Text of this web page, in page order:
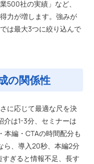
500社の実績」など、
力が増します。強みが
は最大3つに絞り込んで
の関係性
に応じて最適な尺を決
介は1-3分、セミナーは
本編・CTAの時間配分も
ら、導入20秒、本編2分
ぎると情報不足、長す